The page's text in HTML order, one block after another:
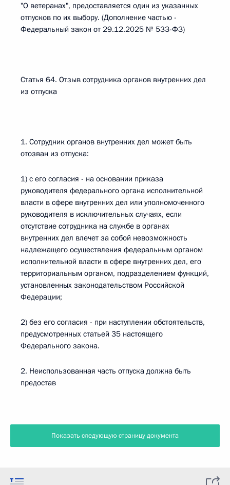
"О ветеранах", предоставляется один из указанных
отпусков по их выбору. (Дополнение частью -
Федеральный закон от 29.12.2025 № 533-ФЗ)
Статья 64. Отзыв сотрудника органов внутренних дел
из отпуска
1. Сотрудник органов внутренних дел может быть
отозван из отпуска:
1) с его согласия - на основании приказа
руководителя федерального органа исполнительной
власти в сфере внутренних дел или уполномоченного
руководителя в исключительных случаях, если
отсутствие сотрудника на службе в органах
внутренних дел влечет за собой невозможность
надлежащего осуществления федеральным органом
исполнительной власти в сфере внутренних дел, его
территориальным органом, подразделением функций,
установленных законодательством Российской
Федерации;
2) без его согласия - при наступлении обстоятельств,
предусмотренных статьей 35 настоящего
Федерального закона.
2. Неиспользованная часть отпуска должна быть
предостав
Показать следующую страницу документа